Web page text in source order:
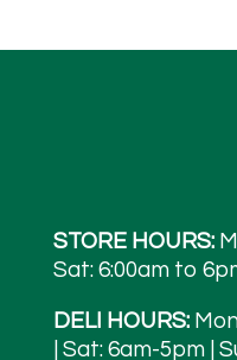
STORE HOURS:
Sat: 6:00am to
DELI HOURS:
| Sat: 6am-5pm |